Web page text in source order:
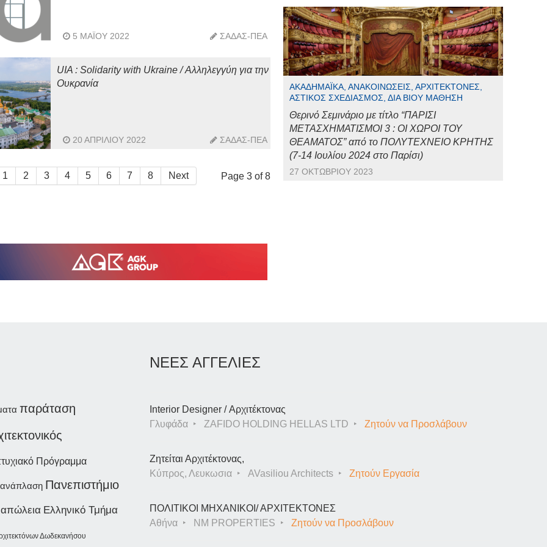
5 ΜΑΪ́ΟΥ 2022 ΣΑΔΑΣ-ΠΕΑ
UIA : Solidarity with Ukraine / Αλληλεγγύη για την
Ουκρανία
20 ΑΠΡΙΛΊΟΥ 2022 ΣΑΔΑΣ-ΠΕΑ
Page 3 of 8
1 2 3 4 5 6 7 8 Next
ΑΚΑΔΗΜΑΪΚΆ, ΑΝΑΚΟΙΝΏΣΕΙΣ, ΑΡΧΙΤΈΚΤΟΝΕΣ,
ΑΣΤΙΚΌΣ ΣΧΕΔΙΑΣΜΌΣ, ΔΙΆ ΒΊΟΥ ΜΆΘΗΣΗ
Θερινό Σεμινάριο με τίτλο “ΠΑΡΙΣΙ
ΜΕΤΑΣΧΗΜΑΤΙΣΜΟΙ 3 : ΟΙ ΧΩΡΟΙ ΤΟΥ
ΘΕΑΜΑΤΟΣ” από το ΠΟΛΥΤΕΧΝΕΙΟ ΚΡΗΤΗΣ
(7-14 Ιουλίου 2024 στο Παρίσι)
27 ΟΚΤΩΒΡΊΟΥ 2023
παράταση
Πρόγραμμα
ανάπλαση Πανεπιστήμιο
απώλεια Ελληνικό Τμήμα
Δωδεκανήσου
ΝΕΕΣ ΑΓΓΕΛΙΕΣ
Interior Designer / Αρχιτέκτονας
Γλυφάδα
ZAFIDO HOLDING HELLAS LTD Ζητούν να Προσλάβουν
Ζητείται Αρχιτέκτονας,
Κύπρος, Λευκωσια
AVasiliou Architects Ζητούν Εργασία
ΠΟΛΙΤΙΚΟΙ ΜΗΧΑΝΙΚΟΙ/ ΑΡΧΙΤΕΚΤΟΝΕΣ
Αθήνα
NM PROPERTIES Ζητούν να Προσλάβουν